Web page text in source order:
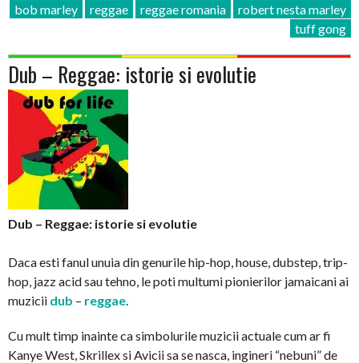
bob marley reggae reggae romania
robert nesta marley
tuff gong
Dub – Reggae: istorie si evolutie
Dub – Reggae: istorie si evolutie
Daca esti fanul unuia din genurile hip-hop, house, dubstep, trip-
hop, jazz acid sau tehno, le poti multumi pionierilor jamaicani ai
muzicii dub – reggae
Cu mult timp inainte ca simbolurile muzicii actuale cum ar fi
Kanye West, Skrillex si Avicii sa se nasca, ingineri “nebuni” de